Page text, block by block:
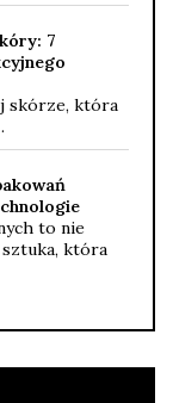
7
skórze, która
to nie
która